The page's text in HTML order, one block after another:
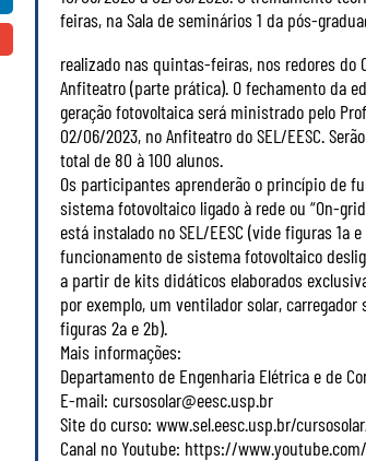
feiras, na Sala de seminários 1 da pós-
realizado nas quintas-feiras, nos redores do
Anfiteatro (parte prática). O fechamento da
geração fotovoltaica será ministrado pelo
02/06/2023, no Anfiteatro do SEL/EESC.
total de 80 à 100 alunos.
Os participantes aprenderão o princípio de
sistema fotovoltaico ligado à rede ou “On-
está instalado no SEL/EESC (vide figuras 1a
funcionamento de sistema fotovoltaico
a partir de kits didáticos elaborados
por exemplo, um ventilador solar, carregador
figuras 2a e 2b).
Mais informações:
Departamento de Engenharia Elétrica e de
E-mail: cursosolar@eesc.usp.br
Site do curso: www.sel.eesc.usp.br/
Canal no Youtube: https://